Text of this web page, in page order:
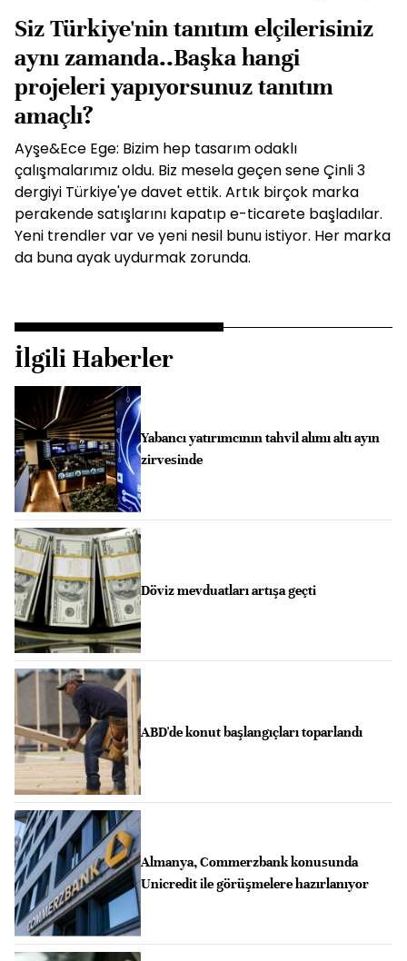
Siz Türkiye'nin tanıtım elçilerisiniz
aynı zamanda..Başka hangi
projeleri yapıyorsunuz tanıtım
amaçlı?
Ayşe&Ece Ege: Bizim hep tasarım odaklı
çalışmalarımız oldu. Biz mesela geçen sene Çinli 3
dergiyi Türkiye'ye davet ettik. Artık birçok marka
perakende satışlarını kapatıp e-ticarete başladılar.
Yeni trendler var ve yeni nesil bunu istiyor. Her marka
da buna ayak uydurmak zorunda.
İlgili Haberler
Yabancı yatırımcının tahvil alımı altı ayın
zirvesinde
Döviz mevduatları artışa geçti
ABD'de konut başlangıçları toparlandı
Almanya, Commerzbank konusunda
Unicredit ile görüşmelere hazırlanıyor